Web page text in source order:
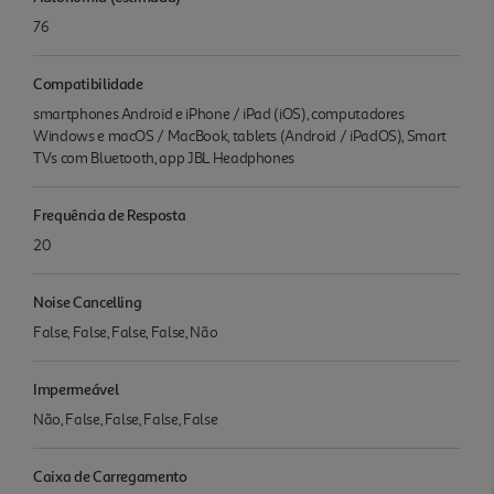
76
Compatibilidade
smartphones Android e iPhone / iPad (iOS), computadores
Windows e macOS / MacBook, tablets (Android / iPadOS), Smart
TVs com Bluetooth, app JBL Headphones
Frequência de Resposta
20
Noise Cancelling
False, False, False, False, Não
Impermeável
Não, False, False, False, False
Caixa de Carregamento